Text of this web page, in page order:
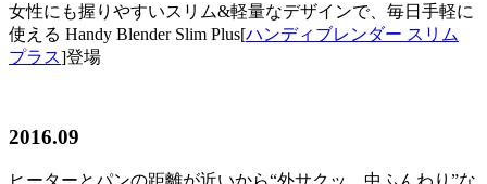
女性にも握りやすいスリム&軽量なデザインで、毎日手軽に
使える Handy Blender Slim Plus[ハンディブレンダー スリム
プラス]登場
2016.09
ヒーターとパンの距離が近いから“外サクッ、中ふんわり”な